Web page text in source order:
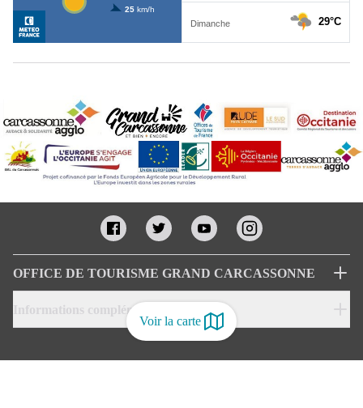
Voir la carte
OFFICE DE TOURISME GRAND CARCASSONNE
Informations complémentaires